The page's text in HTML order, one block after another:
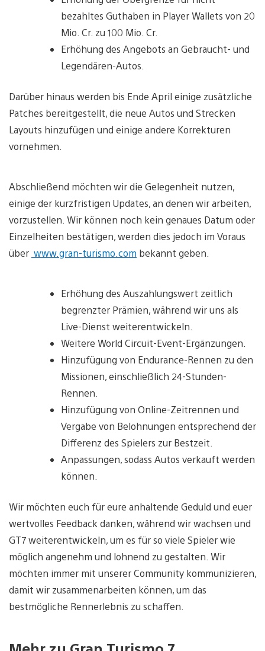
bezahltes Guthaben in Player Wallets von 20
Mio. Cr. zu 100 Mio. Cr.
Erhöhung des Angebots an Gebraucht- und
Legendären-Autos.
Darüber hinaus werden bis Ende April einige zusätzliche
Patches bereitgestellt, die neue Autos und Strecken
Layouts hinzufügen und einige andere Korrekturen
vornehmen.
Abschließend möchten wir die Gelegenheit nutzen,
einige der kurzfristigen Updates, an denen wir arbeiten,
vorzustellen. Wir können noch kein genaues Datum oder
Einzelheiten bestätigen, werden dies jedoch im Voraus
über www.gran-turismo.com bekannt geben.
Erhöhung des Auszahlungswert zeitlich
begrenzter Prämien, während wir uns als
Live-Dienst weiterentwickeln.
Weitere World Circuit-Event-Ergänzungen.
Hinzufügung von Endurance-Rennen zu den
Missionen, einschließlich 24-Stunden-
Rennen.
Hinzufügung von Online-Zeitrennen und
Vergabe von Belohnungen entsprechend der
Differenz des Spielers zur Bestzeit.
Anpassungen, sodass Autos verkauft werden
können.
Wir möchten euch für eure anhaltende Geduld und euer
wertvolles Feedback danken, während wir wachsen und
GT7 weiterentwickeln, um es für so viele Spieler wie
möglich angenehm und lohnend zu gestalten. Wir
möchten immer mit unserer Community kommunizieren,
damit wir zusammenarbeiten können, um das
bestmögliche Rennerlebnis zu schaffen.